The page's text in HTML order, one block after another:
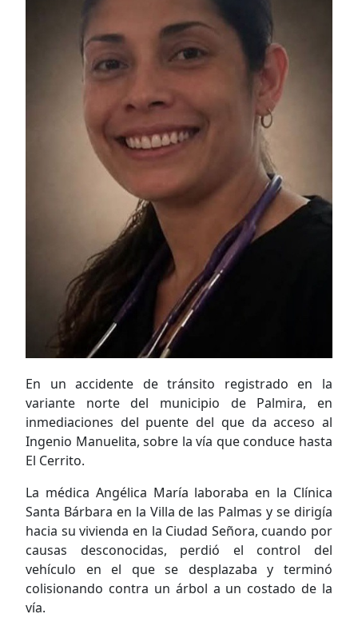
En un accidente de tránsito registrado en la
variante norte del municipio de Palmira, en
inmediaciones del puente del que da acceso al
Ingenio Manuelita, sobre la vía que conduce hasta
El Cerrito.
La médica Angélica María laboraba en la Clínica
Santa Bárbara en la Villa de las Palmas y se dirigía
hacia su vivienda en la Ciudad Señora, cuando por
causas desconocidas, perdió el control del
vehículo en el que se desplazaba y terminó
colisionando contra un árbol a un costado de la
vía.